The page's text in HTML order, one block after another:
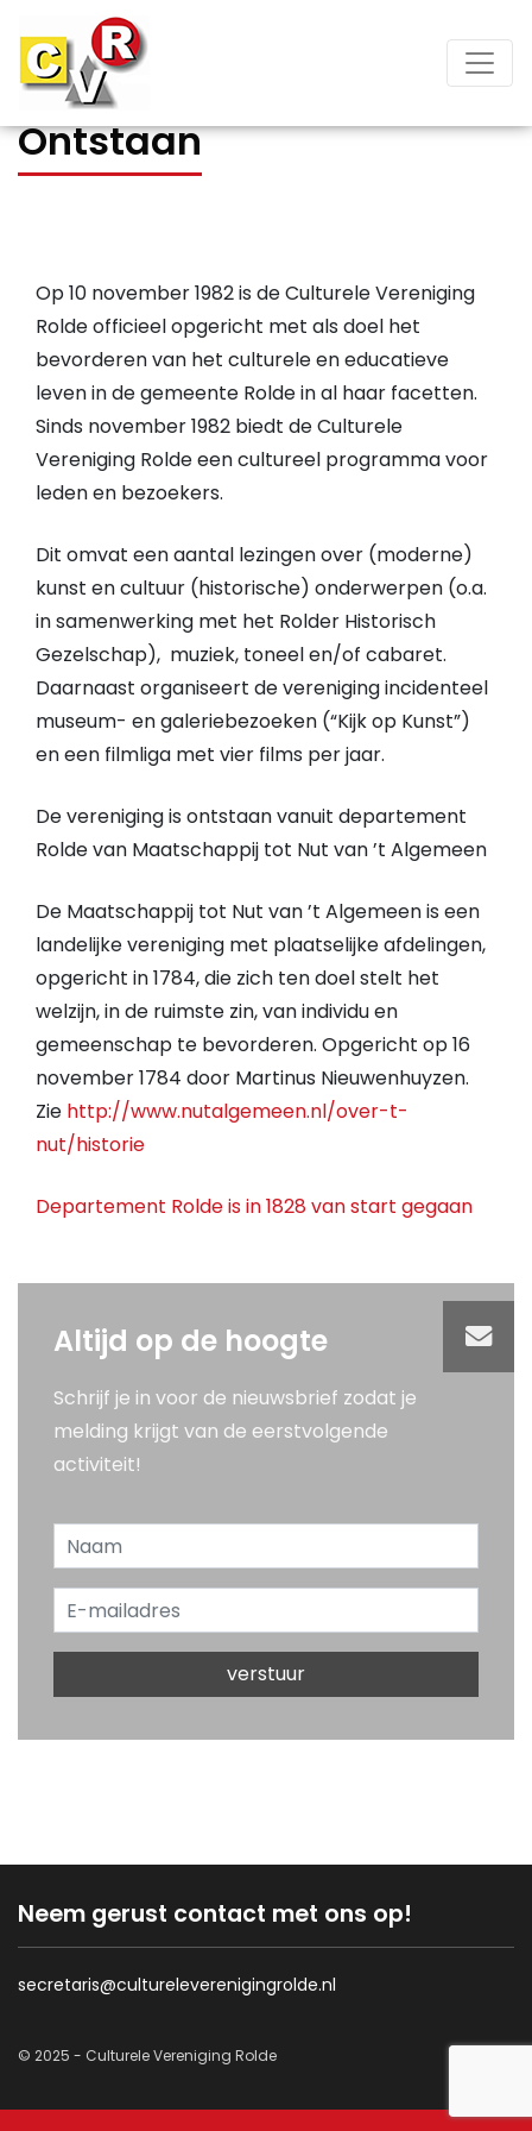
Ontstaan
Op 10 november 1982 is de Culturele Vereniging
Rolde officieel opgericht met als doel het
bevorderen van het culturele en educatieve
leven in de gemeente Rolde in al haar facetten.
Sinds november 1982 biedt de Culturele
Vereniging Rolde een cultureel programma voor
leden en bezoekers.
Dit omvat een aantal lezingen over (moderne)
kunst en cultuur (historische) onderwerpen (o.a.
in samenwerking met het Rolder Historisch
Gezelschap), muziek, toneel en/of cabaret.
Daarnaast organiseert de vereniging incidenteel
museum- en galeriebezoeken (“Kijk op Kunst”)
en een filmliga met vier films per jaar.
De vereniging is ontstaan vanuit departement
Rolde van Maatschappij tot Nut van ’t Algemeen
De Maatschappij tot Nut van ’t Algemeen is een
landelijke vereniging met plaatselijke afdelingen,
opgericht in 1784, die zich ten doel stelt het
welzijn, in de ruimste zin, van individu en
gemeenschap te bevorderen. Opgericht op 16
november 1784 door Martinus Nieuwenhuyzen.
Zie http://www.nutalgemeen.nl/over-t-
nut/historie
Departement Rolde is in 1828 van start gegaan
Altijd op de hoogte
Schrijf je in voor de nieuwsbrief zodat je
melding krijgt van de eerstvolgende
activiteit!
Neem gerust contact met ons op!
secretaris@cultureleverenigingrolde.nl
© 2025 - Culturele Vereniging Rolde